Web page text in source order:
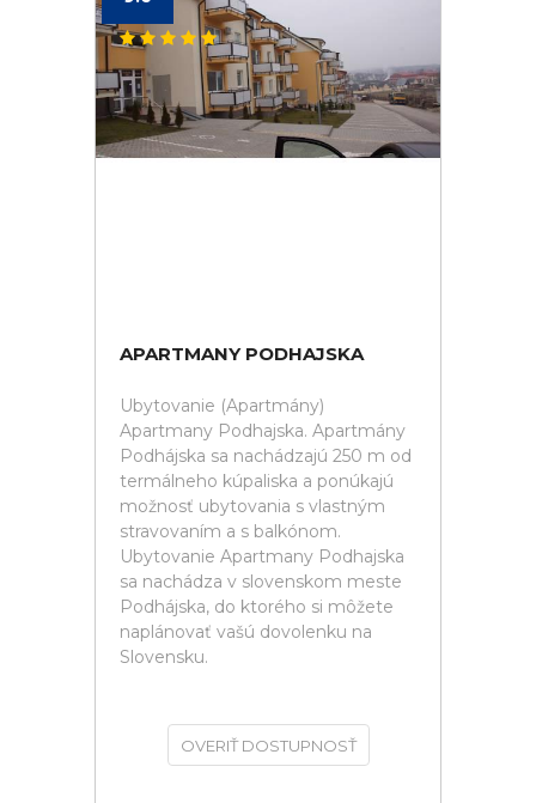
APARTMANY PODHAJSKA
Ubytovanie (Apartmány)
Apartmany Podhajska. Apartmány
Podhájska sa nachádzajú 250 m od
termálneho kúpaliska a ponúkajú
možnosť ubytovania s vlastným
stravovaním a s balkónom.
Ubytovanie Apartmany Podhajska
sa nachádza v slovenskom meste
Podhájska, do ktorého si môžete
naplánovať vašú dovolenku na
Slovensku.
OVERIŤ DOSTUPNOSŤ